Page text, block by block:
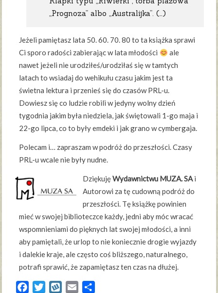
„Prognoza” albo „Australijka”. (…)
Jeżeli pamiętasz lata 50. 60. 70. 80 to ta książka sprawi
Ci sporo radości zabierając w lata młodości
ale
nawet jeżeli nie urodziłeś/urodziłaś się w tamtych
latach to wsiadaj do wehikułu czasu jakim jest ta
świetna lektura i przenieś się do czasów PRL-u.
Dowiesz się co ludzie robili w jedyny wolny dzień
tygodnia jakim była niedziela, jak świętowali 1-go maja i
22-go lipca, co to były emdeki i jak grano w cymbergaja.
Polecam i… zapraszam w podróż do przeszłości. Czasy
PRL-u wcale nie były nudne.
DziękujęWydawnictwu MUZA. SAi
Autorowi za tę cudowną podróż do
przeszłości. Tę książkę powinien
mieć w swojej biblioteczce każdy, jedni aby móc wracać
wspomnieniami do pięknych lat swojej młodości, a inni
aby pamiętali, że urlop to nie koniecznie drogie wyjazdy
i dalekie kraje, ale często coś bliższego, naturalnego,
potrafi sprawić, że zapamiętasz ten czas na dłużej.
FacebookTwitterWykopEmail